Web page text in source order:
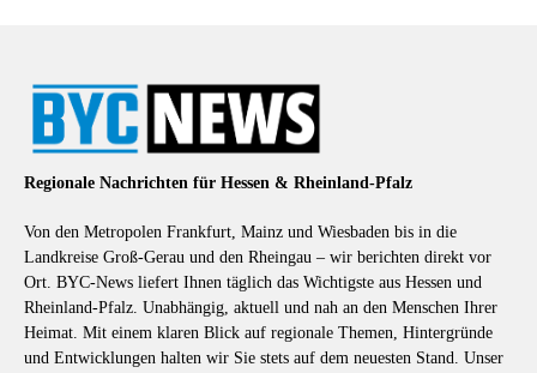
Regionale Nachrichten für Hessen & Rheinland-Pfalz
Von den Metropolen Frankfurt, Mainz und Wiesbaden bis in die
Landkreise Groß-Gerau und den Rheingau – wir berichten direkt vor
Ort. BYC-News liefert Ihnen täglich das Wichtigste aus Hessen und
Rheinland-Pfalz. Unabhängig, aktuell und nah an den Menschen Ihrer
Heimat. Mit einem klaren Blick auf regionale Themen, Hintergründe
und Entwicklungen halten wir Sie stets auf dem neuesten Stand. Unser